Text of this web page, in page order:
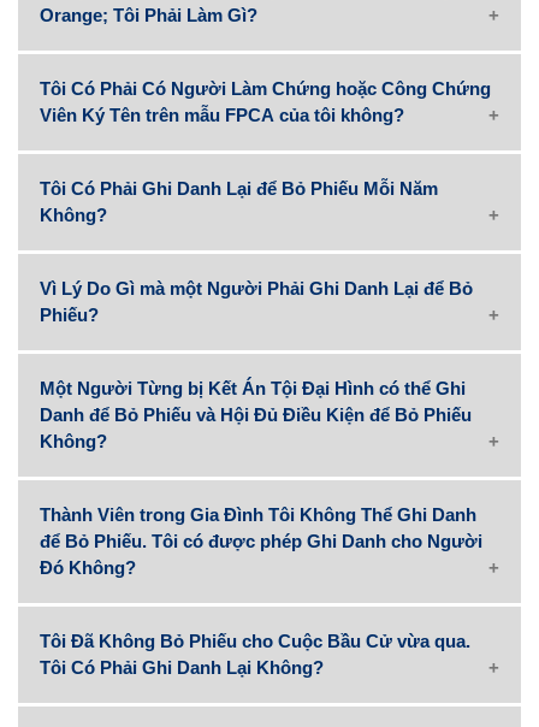
Chúng tôi cung cấp cổng thông tin trực
tuyến cho cử tri trong quận đội và ở hải ngoại
để trợ giúp quý vị.
Orange; Tôi Phải Làm Gì?
Tôi Có Phải Có Người Làm Chứng hoặc Công Chứng
Viên Ký Tên trên mẫu FPCA của tôi không?
Tôi Có Phải Ghi Danh Lại để Bỏ Phiếu Mỗi Năm
Không?
Vì Lý Do Gì mà một Người Phải Ghi Danh Lại để Bỏ
Phiếu?
Một Người Từng bị Kết Án Tội Đại Hình có thể Ghi
Danh để Bỏ Phiếu và Hội Đủ Điều Kiện để Bỏ Phiếu
Không?
Thành Viên trong Gia Đình Tôi Không Thể Ghi Danh
để Bỏ Phiếu. Tôi có được phép Ghi Danh cho Người
Đó Không?
Tôi Đã Không Bỏ Phiếu cho Cuộc Bầu Cử vừa qua.
Tôi Có Phải Ghi Danh Lại Không?